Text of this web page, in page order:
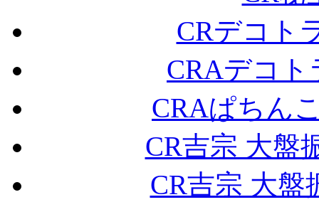
CRデコト
CRAデコト
CRAぱちん
CR吉宗 大盤
CR吉宗 大盤